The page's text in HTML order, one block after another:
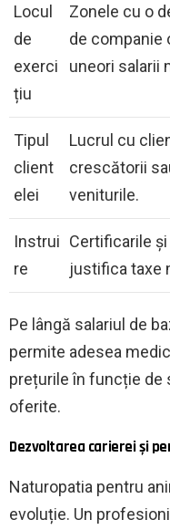
Locul
de
exerci
țiu
Zonele cu o
de companie
uneori salarii
Tipul
client
elei
Lucrul cu
crescătorii
veniturile.
Instrui
re
Certificarile
justifica taxe
Pe lângă salariul de
permite adesea
prețurile în funcție de
oferite.
Dezvoltarea carierei și
Naturopatia pentru
evoluție. Un